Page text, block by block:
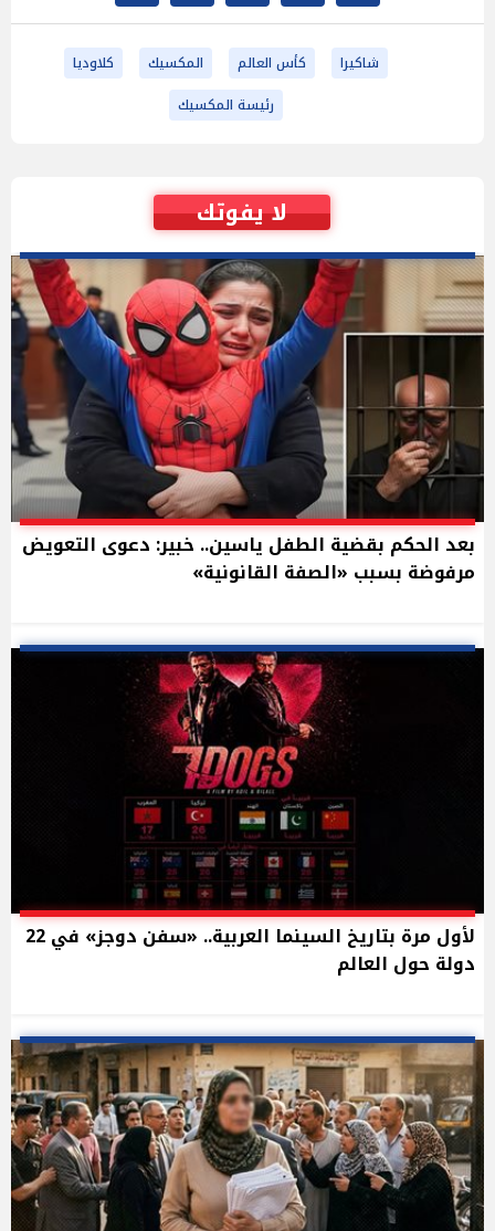
شاكيرا كأس العالم المكسيك
كلاوديا
رئيسة المكسيك
لا يفوتك
بعد الحكم بقضية الطفل ياسين.. خبير: دعوى التعويض
مرفوضة بسبب «الصفة القانونية»
لأول مرة بتاريخ السينما العربية.. «سفن دوجز» في 22
دولة حول العالم